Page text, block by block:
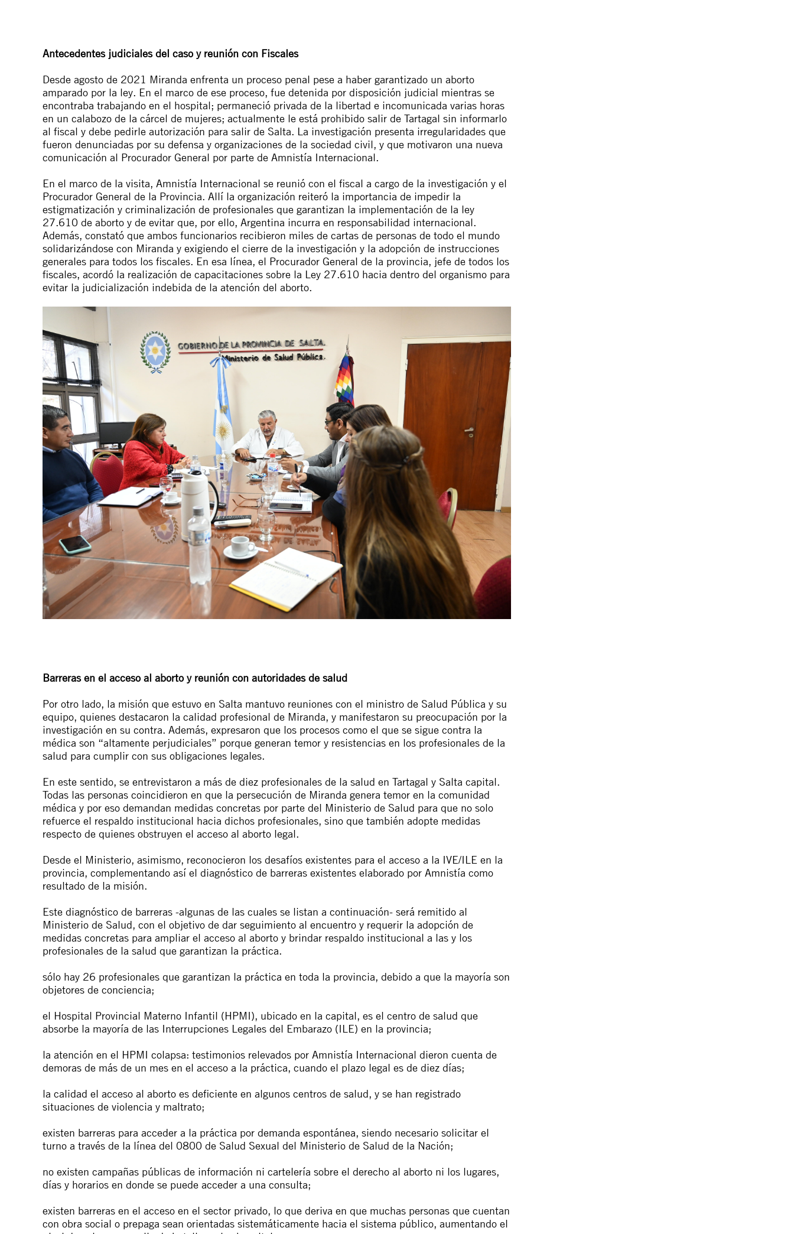
Antecedentes judiciales del caso y reunión con Fiscales
Desde agosto de 2021 Miranda enfrenta un proceso penal pese a haber garantizado un aborto
amparado por la ley. En el marco de ese proceso, fue detenida por disposición judicial mientras se
encontraba trabajando en el hospital; permaneció privada de la libertad e incomunicada varias horas
en un calabozo de la cárcel de mujeres; actualmente le está prohibido salir de Tartagal sin informarlo
al fiscal y debe pedirle autorización para salir de Salta. La investigación presenta irregularidades que
fueron denunciadas por su defensa y organizaciones de la sociedad civil, y que motivaron una nueva
comunicación al Procurador General por parte de Amnistía Internacional.
En el marco de la visita, Amnistía Internacional se reunió con el fiscal a cargo de la investigación y el
Procurador General de la Provincia. Allí la organización reiteró la importancia de impedir la
estigmatización y criminalización de profesionales que garantizan la implementación de la ley
27.610 de aborto y de evitar que, por ello, Argentina incurra en responsabilidad internacional.
Además, constató que ambos funcionarios recibieron miles de cartas de personas de todo el mundo
solidarizándose con Miranda y exigiendo el cierre de la investigación y la adopción de instrucciones
generales para todos los fiscales. En esa línea, el Procurador General de la provincia, jefe de todos los
fiscales, acordó la realización de capacitaciones sobre la Ley 27.610 hacia dentro del organismo para
evitar la judicialización indebida de la atención del aborto.
Barreras en el acceso al aborto y reunión con autoridades de salud
Por otro lado, la misión que estuvo en Salta mantuvo reuniones con el ministro de Salud Pública y su
equipo, quienes destacaron la calidad profesional de Miranda, y manifestaron su preocupación por la
investigación en su contra. Además, expresaron que los procesos como el que se sigue contra la
médica son “altamente perjudiciales” porque generan temor y resistencias en los profesionales de la
salud para cumplir con sus obligaciones legales.
En este sentido, se entrevistaron a más de diez profesionales de la salud en Tartagal y Salta capital.
Todas las personas coincidieron en que la persecución de Miranda genera temor en la comunidad
médica y por eso demandan medidas concretas por parte del Ministerio de Salud para que no solo
refuerce el respaldo institucional hacia dichos profesionales, sino que también adopte medidas
respecto de quienes obstruyen el acceso al aborto legal.
Desde el Ministerio, asimismo, reconocieron los desafíos existentes para el acceso a la IVE/ILE en la
provincia, complementando así el diagnóstico de barreras existentes elaborado por Amnistía como
resultado de la misión.
Este diagnóstico de barreras -algunas de las cuales se listan a continuación- será remitido al
Ministerio de Salud, con el objetivo de dar seguimiento al encuentro y requerir la adopción de
medidas concretas para ampliar el acceso al aborto y brindar respaldo institucional a las y los
profesionales de la salud que garantizan la práctica.
sólo hay 26 profesionales que garantizan la práctica en toda la provincia, debido a que la mayoría son
objetores de conciencia;
el Hospital Provincial Materno Infantil (HPMI), ubicado en la capital, es el centro de salud que
absorbe la mayoría de las Interrupciones Legales del Embarazo (ILE) en la provincia;
la atención en el HPMI colapsa: testimonios relevados por Amnistía Internacional dieron cuenta de
demoras de más de un mes en el acceso a la práctica, cuando el plazo legal es de diez días;
la calidad el acceso al aborto es deficiente en algunos centros de salud, y se han registrado
situaciones de violencia y maltrato;
existen barreras para acceder a la práctica por demanda espontánea, siendo necesario solicitar el
turno a través de la línea del 0800 de Salud Sexual del Ministerio de Salud de la Nación;
no existen campañas públicas de información ni cartelería sobre el derecho al aborto ni los lugares,
días y horarios en donde se puede acceder a una consulta;
existen barreras en el acceso en el sector privado, lo que deriva en que muchas personas que cuentan
con obra social o prepaga sean orientadas sistemáticamente hacia el sistema público, aumentando el